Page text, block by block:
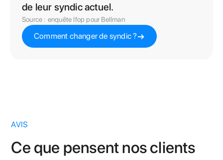
de leur syndic actuel.
Source : enquête Ifop pour Bellman
Comment changer de syndic ?
AVIS
Ce que pensent nos clients